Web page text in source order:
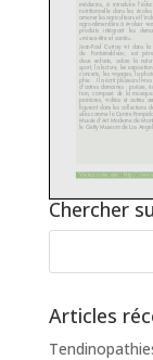
Chercher
Articles